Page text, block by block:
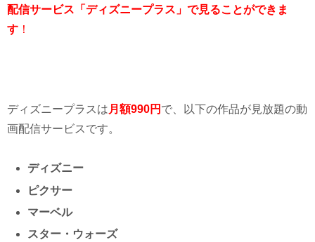
配信サービス「ディズニープラス」で見ることができま
す ！
ディズニープラスは 月額990円 で、以下の作品が見放題の動
画配信サービスです。
ディズニー
ピクサー
マーベル
スター・ウォーズ